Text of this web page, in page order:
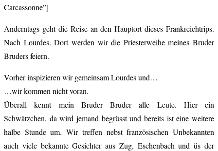
Carcassonne”]
Anderntags geht die Reise an den Hauptort dieses Frankreichtrips.
Nach Lourdes. Dort werden wir die Priesterweihe meines Bruder
Bruders feiern.
Vorher inspizieren wir gemeinsam Lourdes und…
…wir kommen nicht voran.
Überall kennt mein Bruder Bruder alle Leute. Hier ein
Schwätzchen, da wird jemand begrüsst und bereits ist eine weitere
halbe Stunde um. Wir treffen nebst französischen Unbekannten
auch viele bekannte Gesichter aus Zug, Eschenbach und üs der